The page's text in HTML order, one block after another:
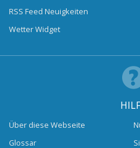
RSS Feed Neuigkeiten
Wetter Widget
Über diese Webseite
Glossar